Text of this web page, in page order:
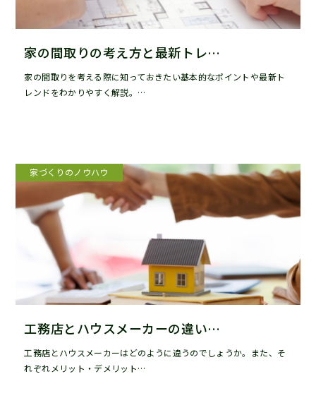
家の間取りの考え方と最新トレ…
家の間取りを考える際に知っておきたい基本的なポイントや最新ト
レンドをわかりやすく解説。…
家づくりのノウハウ
工務店とハウスメーカーの違い…
工務店とハウスメーカーはどのように違うのでしょうか。また、そ
れぞれメリット・デメリット…